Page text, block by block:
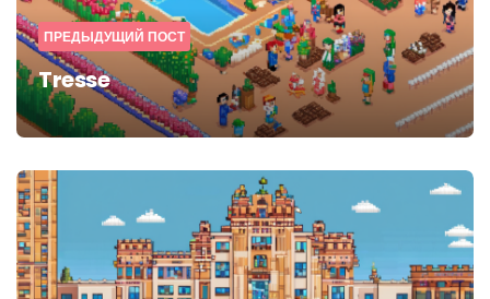
ПРЕДЫДУЩИЙ ПОСТ
Tresse